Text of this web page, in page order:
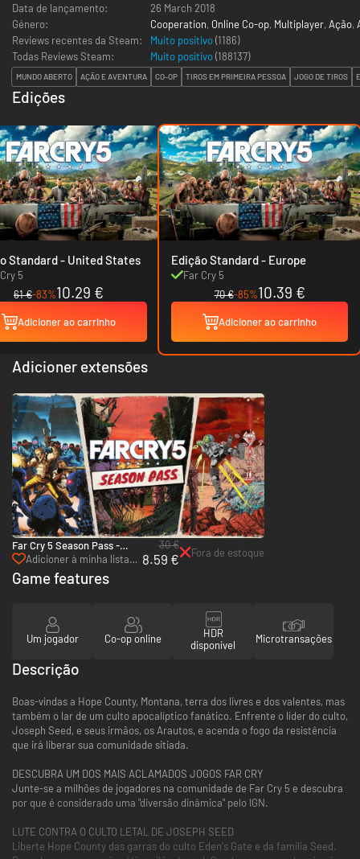
Data de lançamento:
26 March 2018
Género:
Cooperation, Online Co-op, Multiplayer, Ação,
Reviews recentes da Steam:
Muito positivo(1186)
Todas Reviews Steam:
Muito positivo(188137)
MUNDO ABERTO AÇÃO E AVENTURA CO-OP TIROS EM PRIMEIRA PESSOA JOGO DE TIROS
Edições
Edição Standard - United States
5
61 €-83%10.29 €
Adicioner ao carrinho
Edição Standard - Europe
Far Cry 5
70 €-85%10.39 €
Adicioner ao carrinho
Adicioner extensões
Far Cry 5 Season Pass -
Xbox One & Xbox Series X|S
Adicioner à minha lista
de desejos
30 €
8.59 € Fora de estoque
Game features
Um jogador Co-op online
HDR
disponível
Microtransações
Descrição
Boas-vindas a Hope County, Montana, terra dos livres e dos valentes, mas
também o lar de um culto apocalíptico fanático. Enfrente o líder do culto,
Joseph Seed, e seus irmãos, os Arautos, e acenda o fogo da resistência
que irá liberar sua comunidade sitiada.
DESCUBRA UM DOS MAIS ACLAMADOS JOGOS FAR CRY
Junte-se a milhões de jogadores na comunidade de Far Cry 5 e descubra
por que é considerado uma "diversão dinâmica" pelo IGN.
LUTE CONTRA O CULTO LETAL DE JOSEPH SEED
Liberte Hope County das garras do culto Eden's Gate e da família Seed.